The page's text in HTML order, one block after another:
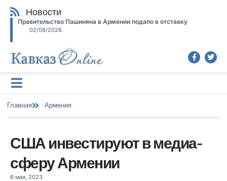
Новости
Правительство Пашиняна в Армении подало в отставку
02/08/2026
Главная Армения
США инвестируют в медиа-
сферу Армении
6 мая, 2023